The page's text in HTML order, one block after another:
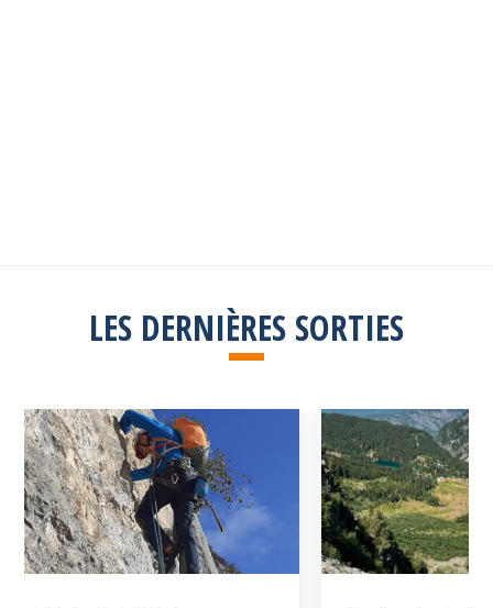
LES DERNIÈRES SORTIES